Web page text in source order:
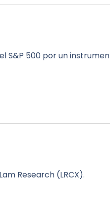
S&P 500 por un
Research (LRCX).